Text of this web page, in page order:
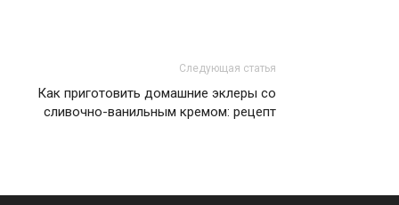
Следующая статья
Как приготовить домашние эклеры со
сливочно-ванильным кремом: рецепт